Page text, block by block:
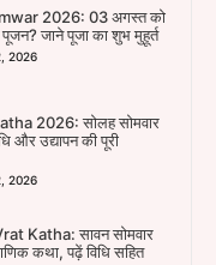
2026: 03 अगस्त को
जाने पूजा का शुभ मुहूर्त
2026
2026: सोलह सोमवार
और उद्यापन की पूरी
2026
Katha: सावन सोमवार
कथा, पढ़ें विधि सहित